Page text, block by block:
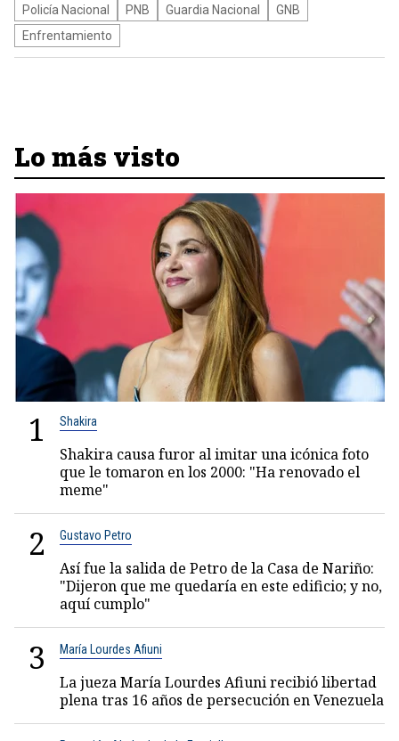
Policía Nacional PNB Guardia Nacional
GNB
Enfrentamiento
Lo más visto
1 Shakira
Shakira causa furor al imitar una icónica foto
que le tomaron en los 2000: "Ha renovado el
meme"
2 Gustavo Petro
Así fue la salida de Petro de la Casa de Nariño:
"Dijeron que me quedaría en este edificio; y no,
aquí cumplo"
3 María Lourdes Afiuni
La jueza María Lourdes Afiuni recibió libertad
plena tras 16 años de persecución en Venezuela